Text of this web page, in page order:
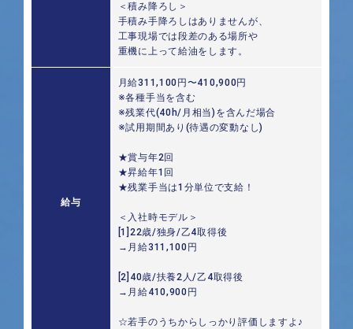
＜積み降ろし＞
手積み手降ろしはありませんが、
工事現場では段差のある場所や
重機に上って給油をします。
給与
月給311,100円〜410,900円
※各種手当を含む
※残業代(40h/月相当)を含んだ場合
※試用期間あり(待遇の変動なし)
★賞与年2回
★昇給年1回
★残業手当は1分単位で支給！
＜入社時モデル＞
[1]22歳/独身/乙4取得後
→月給311,100円
[2]40歳/扶養2人/乙4取得後
→月給410,900円
☆若手のうちからしっかり評価しますよ♪